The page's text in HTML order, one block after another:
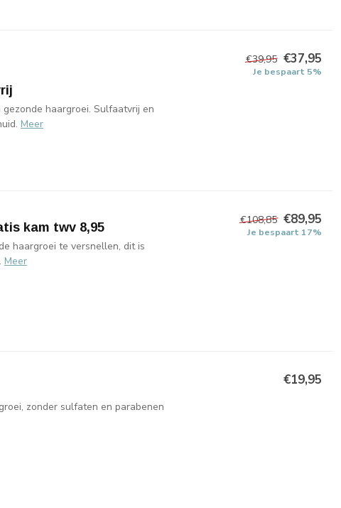
haargroei. Sulfaatvrij en
Meer
€39,95 €37,95
Je bespaart 5%
kam twv 8,95
haargroei te versnellen, dit is
Meer
€108,85 €89,95
Je bespaart 17%
zonder sulfaten en parabenen
€19,95